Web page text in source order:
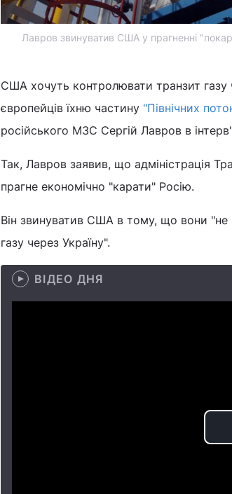
Лавров звинуватив США у прагненні
США хочуть контролювати транзит газу
європейців їхню частину "Північних
російського МЗС Сергій Лавров в
Так, Лавров заявив, що адміністрація
прагне економічно "карати" Росію.
Він звинуватив США в тому, що вони
газу через Україну".
ВІДЕО ДНЯ